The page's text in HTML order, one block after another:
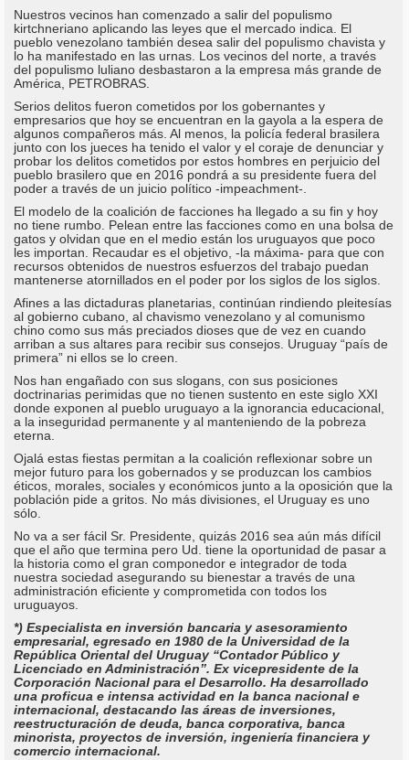
Nuestros vecinos han comenzado a salir del populismo
kirtchneriano aplicando las leyes que el mercado indica. El
pueblo venezolano también desea salir del populismo chavista y
lo ha manifestado en las urnas. Los vecinos del norte, a través
del populismo luliano desbastaron a la empresa más grande de
América, PETROBRAS.
Serios delitos fueron cometidos por los gobernantes y
empresarios que hoy se encuentran en la gayola a la espera de
algunos compañeros más. Al menos, la policía federal brasilera
junto con los jueces ha tenido el valor y el coraje de denunciar y
probar los delitos cometidos por estos hombres en perjuicio del
pueblo brasilero que en 2016 pondrá a su presidente fuera del
poder a través de un juicio político -impeachment-.
El modelo de la coalición de facciones ha llegado a su fin y hoy
no tiene rumbo. Pelean entre las facciones como en una bolsa de
gatos y olvidan que en el medio están los uruguayos que poco
les importan. Recaudar es el objetivo, -la máxima- para que con
recursos obtenidos de nuestros esfuerzos del trabajo puedan
mantenerse atornillados en el poder por los siglos de los siglos.
Afines a las dictaduras planetarias, continúan rindiendo pleitesías
al gobierno cubano, al chavismo venezolano y al comunismo
chino como sus más preciados dioses que de vez en cuando
arriban a sus altares para recibir sus consejos. Uruguay “país de
primera” ni ellos se lo creen.
Nos han engañado con sus slogans, con sus posiciones
doctrinarias perimidas que no tienen sustento en este siglo XXI
donde exponen al pueblo uruguayo a la ignorancia educacional,
a la inseguridad permanente y al manteniendo de la pobreza
eterna.
Ojalá estas fiestas permitan a la coalición reflexionar sobre un
mejor futuro para los gobernados y se produzcan los cambios
éticos, morales, sociales y económicos junto a la oposición que la
población pide a gritos. No más divisiones, el Uruguay es uno
sólo.
No va a ser fácil Sr. Presidente, quizás 2016 sea aún más difícil
que el año que termina pero Ud. tiene la oportunidad de pasar a
la historia como el gran componedor e integrador de toda
nuestra sociedad asegurando su bienestar a través de una
administración eficiente y comprometida con todos los
uruguayos.
*) Especialista en inversión bancaria y asesoramiento
empresarial, egresado en 1980 de la Universidad de la
República Oriental del Uruguay “Contador Público y
Licenciado en Administración”. Ex vicepresidente de la
Corporación Nacional para el Desarrollo. Ha desarrollado
una proficua e intensa actividad en la banca nacional e
internacional, destacando las áreas de inversiones,
reestructuración de deuda, banca corporativa, banca
minorista, proyectos de inversión, ingeniería financiera y
comercio internacional.